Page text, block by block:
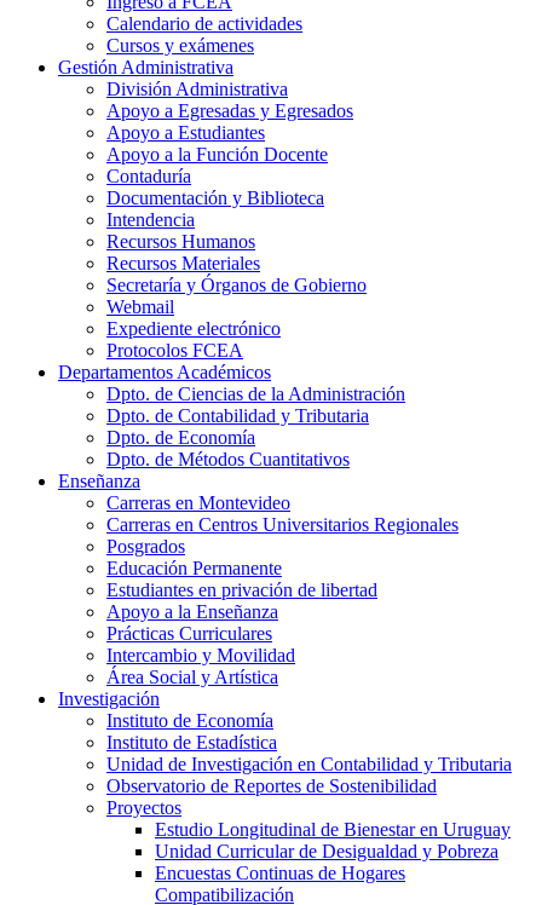
Calendario de actividades
Cursos y exámenes
Gestión Administrativa
División Administrativa
Apoyo a Egresadas y Egresados
Apoyo a Estudiantes
Apoyo a la Función Docente
Contaduría
Documentación y Biblioteca
Intendencia
Recursos Humanos
Recursos Materiales
Secretaría y Órganos de Gobierno
Webmail
Expediente electrónico
Protocolos FCEA
Departamentos Académicos
Dpto. de Ciencias de la Administración
Dpto. de Contabilidad y Tributaria
Dpto. de Economía
Dpto. de Métodos Cuantitativos
Enseñanza
Carreras en Montevideo
Carreras en Centros Universitarios Regionales
Posgrados
Educación Permanente
Estudiantes en privación de libertad
Apoyo a la Enseñanza
Prácticas Curriculares
Intercambio y Movilidad
Área Social y Artística
Investigación
Instituto de Economía
Instituto de Estadística
Unidad de Investigación en Contabilidad y Tributaria
Observatorio de Reportes de Sostenibilidad
Proyectos
Estudio Longitudinal de Bienestar en Uruguay
Unidad Curricular de Desigualdad y Pobreza
Encuestas Continuas de Hogares
Compatibilización